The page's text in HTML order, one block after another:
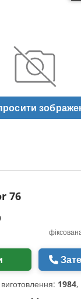
76
виготовлення: 1984,